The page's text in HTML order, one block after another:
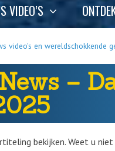
VIDEO’S
video's en wereldschokkende
–
bekijken. Weet u